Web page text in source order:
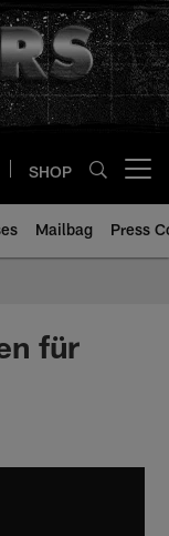
SHOP
Mailbag Press
für